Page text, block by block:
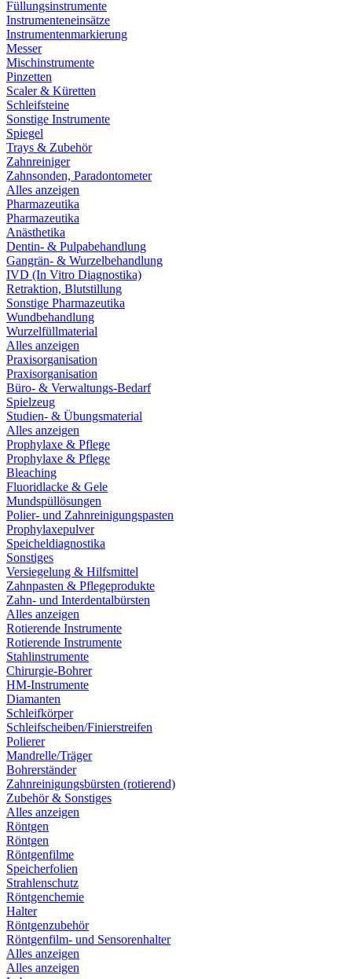
Füllungsinstrumente
Instrumenteneinsätze
Instrumentenmarkierung
Messer
Mischinstrumente
Pinzetten
Scaler & Küretten
Schleifsteine
Sonstige Instrumente
Spiegel
Trays & Zubehör
Zahnreiniger
Zahnsonden, Paradontometer
Alles anzeigen
Pharmazeutika
Pharmazeutika
Anästhetika
Dentin- & Pulpabehandlung
Gangrän- & Wurzelbehandlung
IVD (In Vitro Diagnostika)
Retraktion, Blutstillung
Sonstige Pharmazeutika
Wundbehandlung
Wurzelfüllmaterial
Alles anzeigen
Praxisorganisation
Praxisorganisation
Büro- & Verwaltungs-Bedarf
Spielzeug
Studien- & Übungsmaterial
Alles anzeigen
Prophylaxe & Pflege
Prophylaxe & Pflege
Bleaching
Fluoridlacke & Gele
Mundspüllösungen
Polier- und Zahnreinigungspasten
Prophylaxepulver
Speicheldiagnostika
Sonstiges
Versiegelung & Hilfsmittel
Zahnpasten & Pflegeprodukte
Zahn- und Interdentalbürsten
Alles anzeigen
Rotierende Instrumente
Rotierende Instrumente
Stahlinstrumente
Chirurgie-Bohrer
HM-Instrumente
Diamanten
Schleifkörper
Schleifscheiben/Finierstreifen
Polierer
Mandrelle/Träger
Bohrerständer
Zahnreinigungsbürsten (rotierend)
Zubehör & Sonstiges
Alles anzeigen
Röntgen
Röntgen
Röntgenfilme
Speicherfolien
Strahlenschutz
Röntgenchemie
Halter
Röntgenzubehör
Röntgenfilm- und Sensorenhalter
Alles anzeigen
Alles anzeigen